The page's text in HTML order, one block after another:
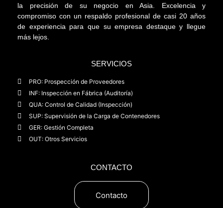
la precisión de su negocio en Asia. Excelencia y
compromiso con un respaldo profesional de casi 20 años
de experiencia para que su empresa destaque y llegue
más lejos.
SERVICIOS
PRO: Prospección de Proveedores
INF: Inspección en Fábrica (Auditoría)
QUA: Control de Calidad (Inspección)
SUP: Supervisión de la Carga de Contenedores
GER: Gestión Completa
OUT: Otros Servicios
CONTACTO
Contacto